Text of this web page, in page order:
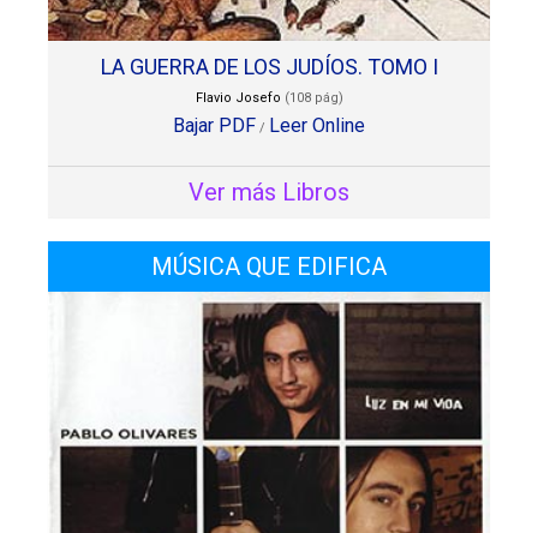
LA GUERRA DE LOS JUDÍOS. TOMO I
Flavio Josefo (108 pág)
Bajar PDF / Leer Online
Ver más Libros
MÚSICA QUE EDIFICA